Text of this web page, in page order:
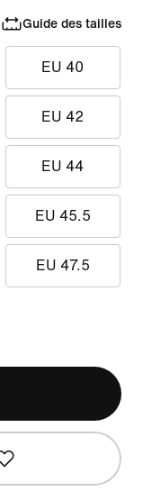
Guide des tailles
EU 40
EU 42
EU 44
EU 45.5
EU 47.5